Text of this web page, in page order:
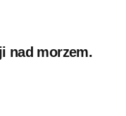
nad morzem.